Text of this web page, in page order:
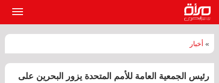
» أخبار
رئيس الجمعية العامة للأمم المتحدة يزور البحرين على